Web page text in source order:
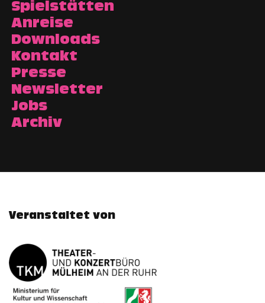
Spielstätten
Anreise
Downloads
Kontakt
Presse
Newsletter
Jobs
Archiv
Veranstaltet von